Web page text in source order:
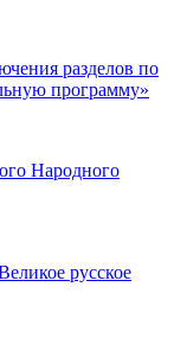
разделов по
программу»
Народного
русское